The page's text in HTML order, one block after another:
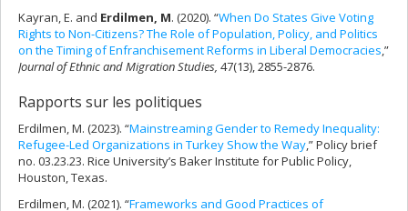
Kayran, E. and Erdilmen, M. (2020). “When Do States Give Voting
Rights to Non-Citizens? The Role of Population, Policy, and Politics
on the Timing of Enfranchisement Reforms in Liberal Democracies ,”
Journal of Ethnic and Migration Studies, 47(13), 2855-2876.
Rapports sur les politiques
Erdilmen, M. (2023). “Mainstreaming Gender to Remedy Inequality:
Refugee-Led Organizations in Turkey Show the Way,” Policy brief
no. 03.23.23. Rice University’s Baker Institute for Public Policy,
Houston, Texas.
Erdilmen, M. (2021). “Frameworks and Good Practices of